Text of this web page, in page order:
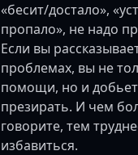
«бесит/достало»,
пропало», не надо
Если вы
проблемах, вы не
помощи, но и
презирать. И чем
говорите, тем
избавиться.